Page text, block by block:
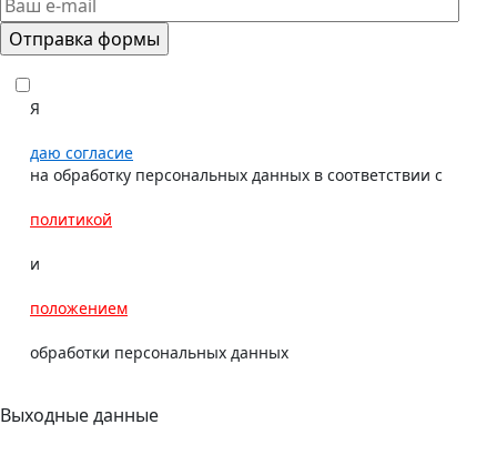
Я
даю согласие
на обработку персональных данных в соответствии с
политикой
и
положением
обработки персональных данных
Выходные данные